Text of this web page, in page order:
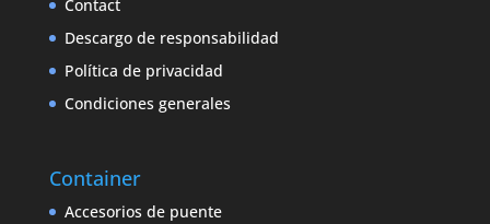
Contact
Descargo de responsabilidad
Política de privacidad
Condiciones generales
Container
Accesorios de puente